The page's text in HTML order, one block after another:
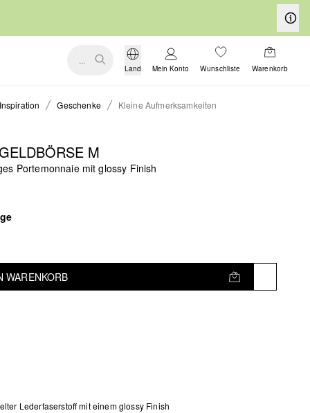
...
Land Mein Konto Wunschliste Warenkorb
Inspiration Geschenke Kleine Aufmerksamkeiten
M
Portemonnaie mit glossy Finish
WARENKORB
Lederfaserstoff mit einem glossy Finish